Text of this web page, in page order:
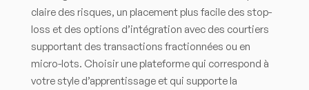
claire des risques, un placement plus facile des stop-
loss et des options d’intégration avec des courtiers
supportant des transactions fractionnées ou en
micro-lots. Choisir une plateforme qui correspond à
votre style d’apprentissage et qui supporte la